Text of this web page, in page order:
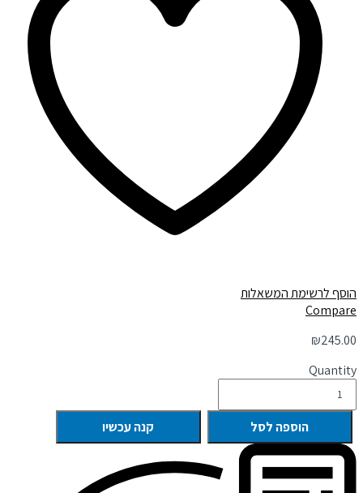
הוסף לרשימת המשאלות
Compare
₪245.00
Quantity
הוספה לסל קנה עכשיו